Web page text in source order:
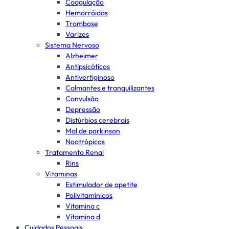
Coagulação
Hemorróidas
Trombose
Varizes
Sistema Nervoso
Alzheimer
Antipsicóticos
Antivertiginoso
Calmantes e tranquilizantes
Convulsão
Depressão
Distúrbios cerebrais
Mal de parkinson
Nootrópicos
Tratamento Renal
Rins
Vitaminas
Estimulador de apetite
Polivitamínicos
Vitamina c
Vitamina d